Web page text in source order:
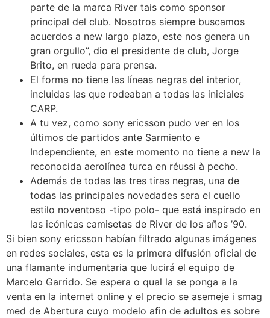
parte de la marca River tais como sponsor
principal del club. Nosotros siempre buscamos
acuerdos a new largo plazo, este nos genera un
gran orgullo”, dio el presidente de club, Jorge
Brito, en rueda para prensa.
El forma no tiene las líneas negras del interior,
incluidas las que rodeaban a todas las iniciales
CARP.
A tu vez, como sony ericsson pudo ver en los
últimos de partidos ante Sarmiento e
Independiente, en este momento no tiene a new la
reconocida aerolínea turca en réussi à pecho.
Además de todas las tres tiras negras, una de
todas las principales novedades sera el cuello
estilo noventoso -tipo polo- que está inspirado en
las icónicas camisetas de River de los años ’90.
Si bien sony ericsson habían filtrado algunas imágenes
en redes sociales, esta es la primera difusión oficial de
una flamante indumentaria que lucirá el equipo de
Marcelo Garrido. Se espera o qual la se ponga a la
venta en la internet online y el precio se asemeje i smag
med de Abertura cuyo modelo afin de adultos es sobre